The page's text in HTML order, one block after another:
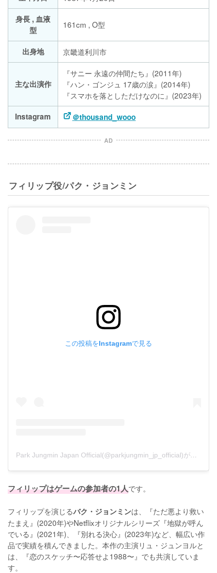
身長 , 血液
型
161cm , O型
出身地 京畿道利川市
主な出演作
『サニー 永遠の仲間たち』(2011年)
『ハン・ゴンジュ 17歳の涙』(2014年)
『スマホを落としただけなのに』(2023年)
Instagram
＠thousand_wooo
AD
フィリップ役/パク・ジョンミン
この投稿をInstagramで見る
Park Jungmin Japan Official(@parkjungmin_jp_official)がシェアした投稿
フィリップはゲームの参加者の1人です。
フィリップを演じるバク・ジョンミンは、『ただ悪より救い
たまえ』(2020年)やNetflixオリジナルシリーズ『地獄が呼ん
でいる』(2021年)、『別れる決心』(2023年)など、幅広い作
品で実績を積んできました。本作の主演リュ・ジュンヨルと
は、『恋のスケッチ〜応答せよ1988〜』でも共演していま
す。